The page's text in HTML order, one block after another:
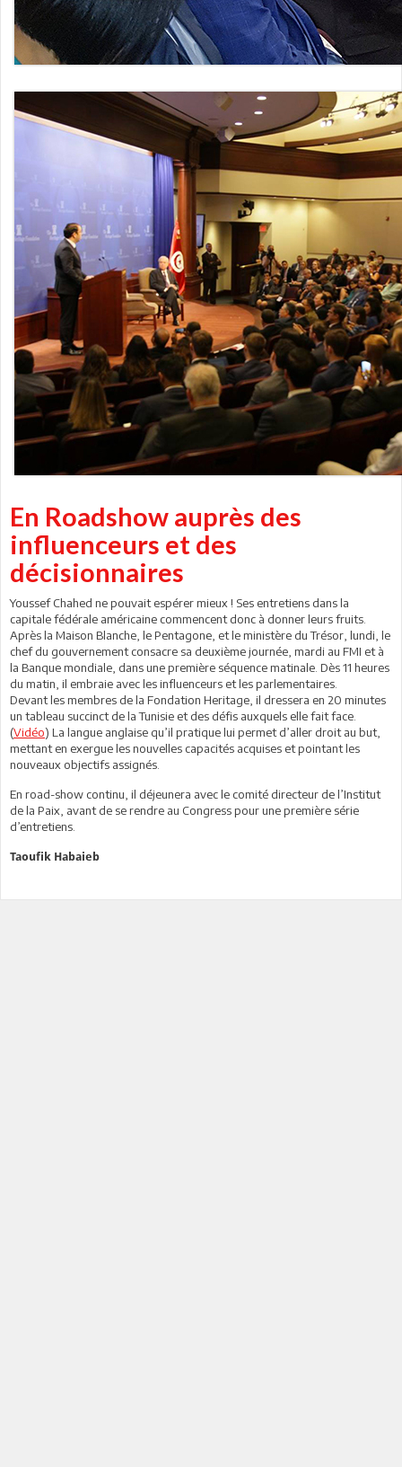
En Roadshow auprès des
influenceurs et des
décisionnaires
Youssef Chahed ne pouvait espérer mieux ! Ses entretiens dans la
capitale fédérale américaine commencent donc à donner leurs fruits.
Après la Maison Blanche, le Pentagone, et le ministère du Trésor, lundi, le
chef du gouvernement consacre sa deuxième journée, mardi au FMI et à
la Banque mondiale, dans une première séquence matinale. Dès 11 heures
du matin, il embraie avec les influenceurs et les parlementaires.
Devant les membres de la Fondation Heritage, il dressera en 20 minutes
un tableau succinct de la Tunisie et des défis auxquels elle fait face.
(Vidéo) La langue anglaise qu’il pratique lui permet d’aller droit au but,
mettant en exergue les nouvelles capacités acquises et pointant les
nouveaux objectifs assignés.
En road-show continu, il déjeunera avec le comité directeur de l’Institut
de la Paix, avant de se rendre au Congress pour une première série
d’entretiens.
Taoufik Habaieb